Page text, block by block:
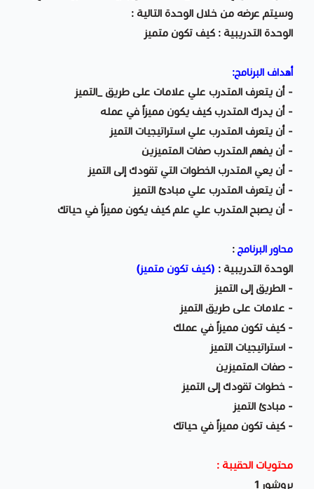
وسيتم عرضه من خلال الوحدة التالية :
الوحدة التدريبية : كيف تكون متميز
أهداف البرنامج:
- أن يتعرف المتدرب علي علامات على طريق _التميز
- أن يدرك المتدرب كيف يكون مميزاً في عمله
- أن يتعرف المتدرب علي استراتيجيات التميز
- أن يفهم المتدرب صفات المتميزين
- أن يعي المتدرب الخطوات التي تقودك إلى التميز
- أن يتعرف المتدرب علي مبادئ التميز
- أن يصبح المتدرب علي علم كيف يكون مميزاً في حياتك
محاور البرنامج :
الوحدة التدريبية : (كيف تكون متميز)
- الطريق إلى التميز
- علامات على طريق التميز
- كيف تكون مميزاً في عملك
- استراتيجيات التميز
- صفات المتميزين
- خطوات تقودك إلى التميز
- مبادئ التميز
- كيف تكون مميزاً في حياتك
محتويات الحقيبة :
بروشور 1